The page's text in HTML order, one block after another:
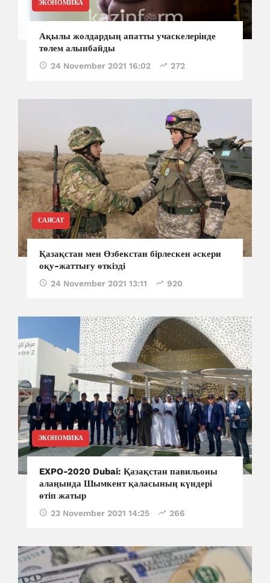
ЭКОНОМИКА
Ақылы жолдардың апатты учаскелерінде
төлем алынбайды
24 November 2021 16:02 272
САЯСАТ
Қазақстан мен Өзбекстан бірлескен әскери
оқу-жаттығу өткізді
24 November 2021 13:11 920
ЭКОНОМИКА
EXPO-2020 Dubai: Қазақстан павильоны
алаңында Шымкент қаласының күндері
өтіп жатыр
23 November 2021 14:25 266